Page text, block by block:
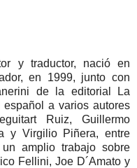
y traductor, nació en
en 1999, junto con
de la editorial La
a varios autores
Ruiz, Guillermo
y Virgilio Piñera, entre
amplio trabajo sobre
Fellini, Joe D´Amato y